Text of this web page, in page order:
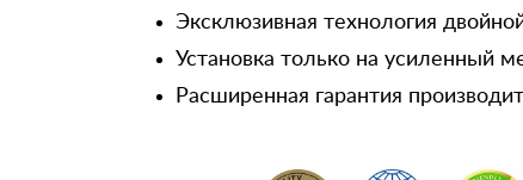
Эксклюзивная технология
Установка только на усиленный
Расширенная гарантия